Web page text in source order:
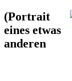
(Portrait
eines etwas
anderen